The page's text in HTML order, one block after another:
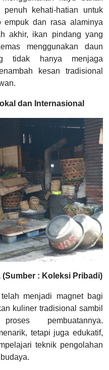
kehati-hatian untuk
empuk dan rasa alaminya
akhir, ikan pindang yang
menggunakan daun
tidak hanya menjaga
kesan tradisional
dan Internasional
: Koleksi Pribadi)
menjadi magnet bagi
kuliner tradisional sambil
pembuatannya.
tetapi juga edukatif,
teknik pengolahan